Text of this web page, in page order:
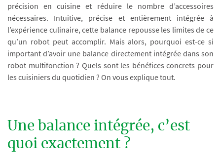
précision en cuisine et réduire le nombre d’accessoires
nécessaires. Intuitive, précise et entièrement intégrée à
l’expérience culinaire, cette balance repousse les limites de ce
qu’un robot peut accomplir. Mais alors, pourquoi est-ce si
important d’avoir une balance directement intégrée dans son
robot multifonction ? Quels sont les bénéfices concrets pour
les cuisiniers du quotidien ? On vous explique tout.
Une balance intégrée, c’est
quoi exactement ?